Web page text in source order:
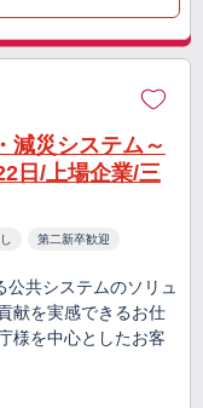
減災システム～
日/上場企業/三
第二新卒歓迎
公共システムのソリュ
献を実感できるお仕
様を中心としたお客